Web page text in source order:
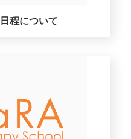
程について